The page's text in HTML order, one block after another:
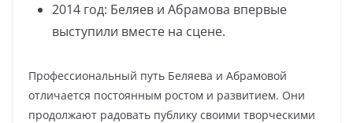
2014 год: Беляев и Абрамова впервые
выступили вместе на сцене.
Профессиональный путь Беляева и Абрамовой
отличается постоянным ростом и развитием. Они
продолжают радовать публику своими творческими